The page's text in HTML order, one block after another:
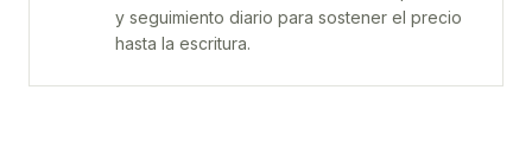
y seguimiento diario para sostener el precio
hasta la escritura.